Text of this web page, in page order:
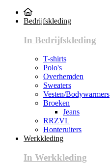
Bedrijfskleding
In Bedrijfskleding
T-shirts
Polo's
Overhemden
Sweaters
Vesten/Bodywarmers
Broeken
Jeans
RRZVL
Honteruiters
Werkkleding
In Werkkleding